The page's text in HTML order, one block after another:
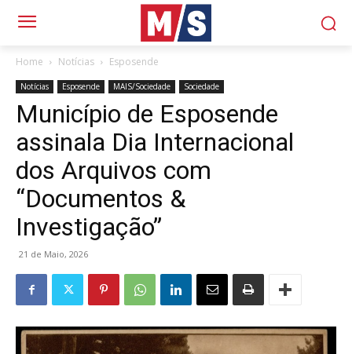
Home Notícias Esposende
Notícias Esposende MAIS/Sociedade Sociedade
Município de Esposende
assinala Dia Internacional
dos Arquivos com
“Documentos &
Investigação”
21 de Maio, 2026